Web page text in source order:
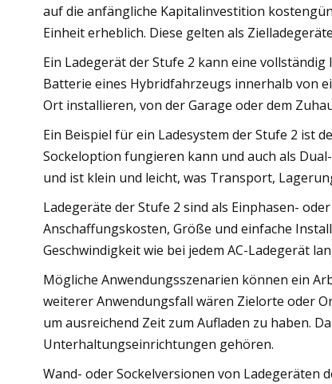
auf die anfängliche Kapitalinvestition
Einheit erheblich. Diese gelten als
Ein Ladegerät der Stufe 2 kann eine
Batterie eines Hybridfahrzeugs innerhalb von
Ort installieren, von der Garage oder dem
Ein Beispiel für ein Ladesystem der Stufe 2 ist
Sockeloption fungieren kann und auch als
und ist klein und leicht, was Transport,
Ladegeräte der Stufe 2 sind als Einphasen-
Anschaffungskosten, Größe und einfache
Geschwindigkeit wie bei jedem AC-Ladegerät
Mögliche Anwendungsszenarien können ein
weiterer Anwendungsfall wären Zielorte oder
um ausreichend Zeit zum Aufladen zu haben.
Unterhaltungseinrichtungen gehören.
Wand- oder Sockelversionen von Ladegeräten